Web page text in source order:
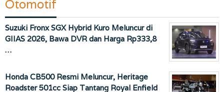
Otomotif
Suzuki Fronx SGX Hybrid Kuro Meluncur di
GIIAS 2026, Bawa DVR dan Harga Rp333,8
…
Honda CB500 Resmi Meluncur, Heritage
Roadster 501cc Siap Tantang Royal Enfield